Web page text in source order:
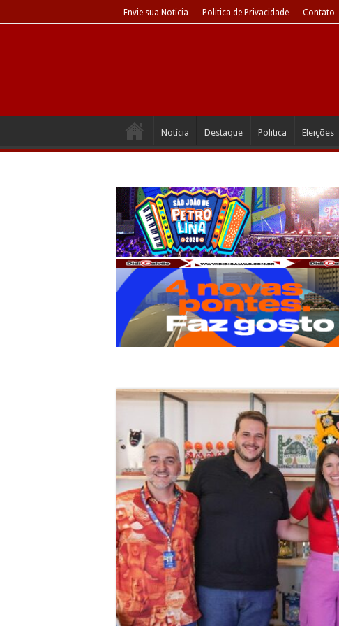
Envie sua Noticia Politica de Privacidade Contato
Notícia Destaque Politica Eleições